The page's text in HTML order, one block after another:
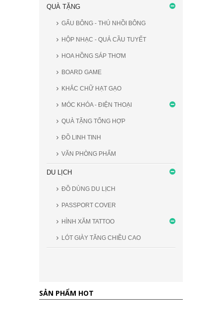
QUÀ TẶNG
GẤU BÔNG - THÚ NHỒI BÔNG
HỘP NHẠC - QUẢ CẦU TUYẾT
HOA HỒNG SÁP THƠM
BOARD GAME
KHẮC CHỮ HẠT GẠO
MÓC KHÓA - ĐIỆN THOẠI
QUÀ TẶNG TỔNG HỢP
ĐỒ LINH TINH
VĂN PHÒNG PHẨM
DU LỊCH
ĐỒ DÙNG DU LỊCH
PASSPORT COVER
HÌNH XĂM TATTOO
LÓT GIÀY TĂNG CHIỀU CAO
SẢN PHẨM HOT